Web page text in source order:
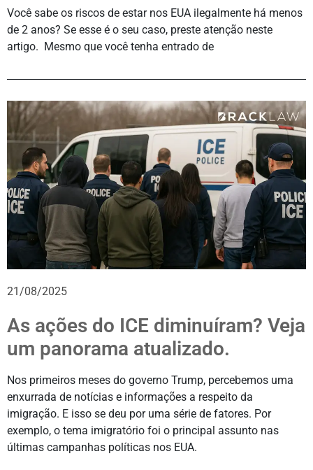
Você sabe os riscos de estar nos EUA ilegalmente há menos
de 2 anos? Se esse é o seu caso, preste atenção neste
artigo. Mesmo que você tenha entrado de
21/08/2025
As ações do ICE diminuíram? Veja
um panorama atualizado.
Nos primeiros meses do governo Trump, percebemos uma
enxurrada de notícias e informações a respeito da
imigração. E isso se deu por uma série de fatores. Por
exemplo, o tema imigratório foi o principal assunto nas
últimas campanhas políticas nos EUA.